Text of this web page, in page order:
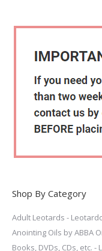
Shop By Category
Adult Leotards -
Anointing Oils by ABBA
Books, DVDs, CDs, etc. -